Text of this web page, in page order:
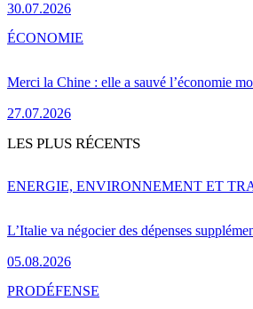
30.07.2026
Merci la Chine : elle a sauvé l’économie
27.07.2026
ÉCONOMIE
LES PLUS RÉCENTS
L’Italie va négocier des dépenses
05.08.2026
ENERGIE, ENVIRONNEMENT ET
PRODÉFENSE